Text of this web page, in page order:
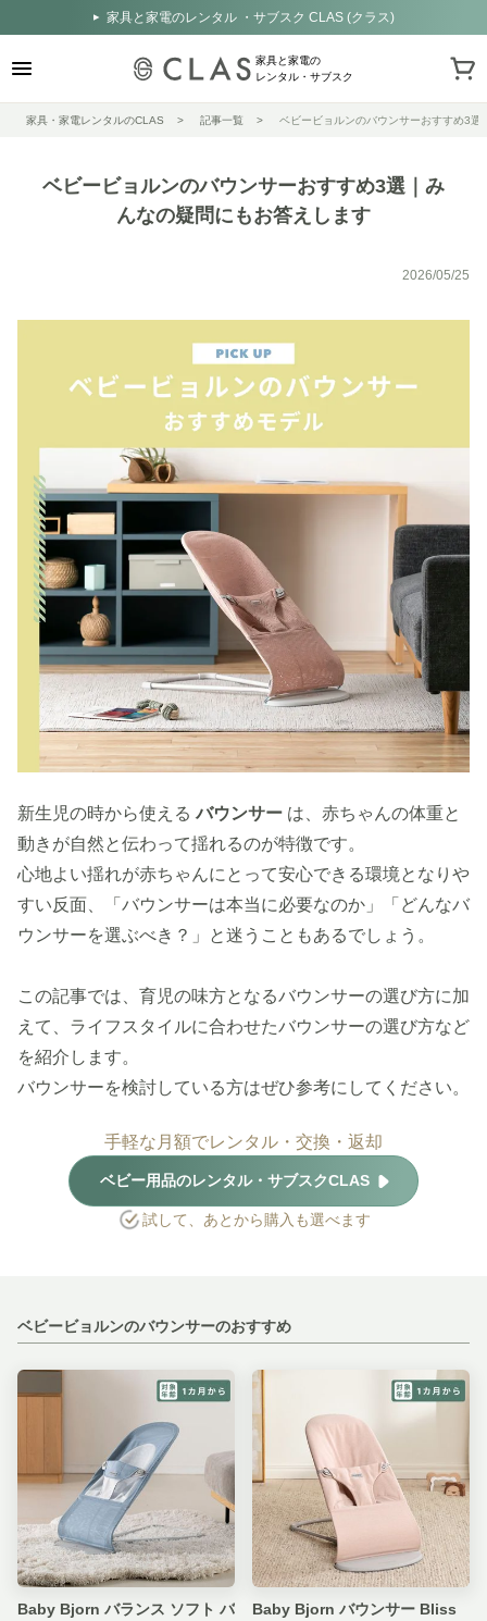
家具と家電のレンタル ・サブスク CLAS (クラス)
家具と家電の
レンタル・サブスク
家具・家電レンタルのCLAS 記事一覧 ベビービョルンのバウンサーおすすめ3選
ベビービョルンのバウンサーおすすめ3選｜み
んなの疑問にもお答えします
2026/05/25
新生児の時から使える バウンサー は、赤ちゃんの体重と
動きが自然と伝わって揺れるのが特徴です。
心地よい揺れが赤ちゃんにとって安心できる環境となりや
すい反面、「バウンサーは本当に必要なのか」「どんなバ
ウンサーを選ぶべき？」と迷うこともあるでしょう。
この記事では、育児の味方となるバウンサーの選び方に加
えて、ライフスタイルに合わせたバウンサーの選び方など
を紹介します。
バウンサーを検討している方はぜひ参考にしてください。
手軽な月額でレンタル・交換・返却
ベビー用品のレンタル・サブスクCLAS
試して、あとから購入も選べます
ベビービョルンのバウンサーのおすすめ
Baby Bjorn バランス ソフト バ
Baby Bjorn バウンサー Bliss